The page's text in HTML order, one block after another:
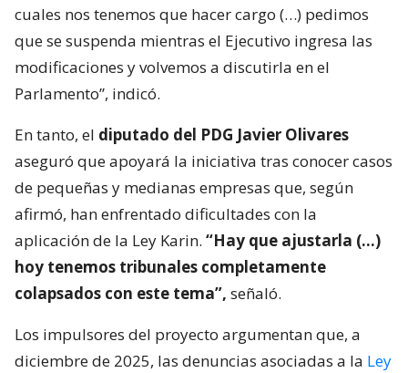
cuales nos tenemos que hacer cargo (…) pedimos
que se suspenda mientras el Ejecutivo ingresa las
modificaciones y volvemos a discutirla en el
Parlamento”, indicó.
En tanto, el diputado del PDG Javier Olivares
aseguró que apoyará la iniciativa tras conocer casos
de pequeñas y medianas empresas que, según
afirmó, han enfrentado dificultades con la
aplicación de la Ley Karin. “Hay que ajustarla (…)
hoy tenemos tribunales completamente
colapsados con este tema”, señaló.
Los impulsores del proyecto argumentan que, a
diciembre de 2025, las denuncias asociadas a la Ley